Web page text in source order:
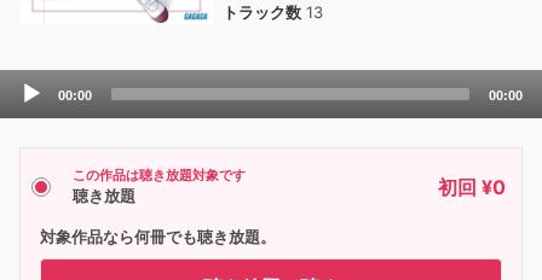
トラック数 13
Audio
00:00 00:00
この作品は聴き放題対象です
聴き放題 初回 ¥0
対象作品なら何冊でも聴き放題。